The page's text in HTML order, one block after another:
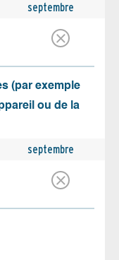
septembre
(par exemple
ou de la
septembre